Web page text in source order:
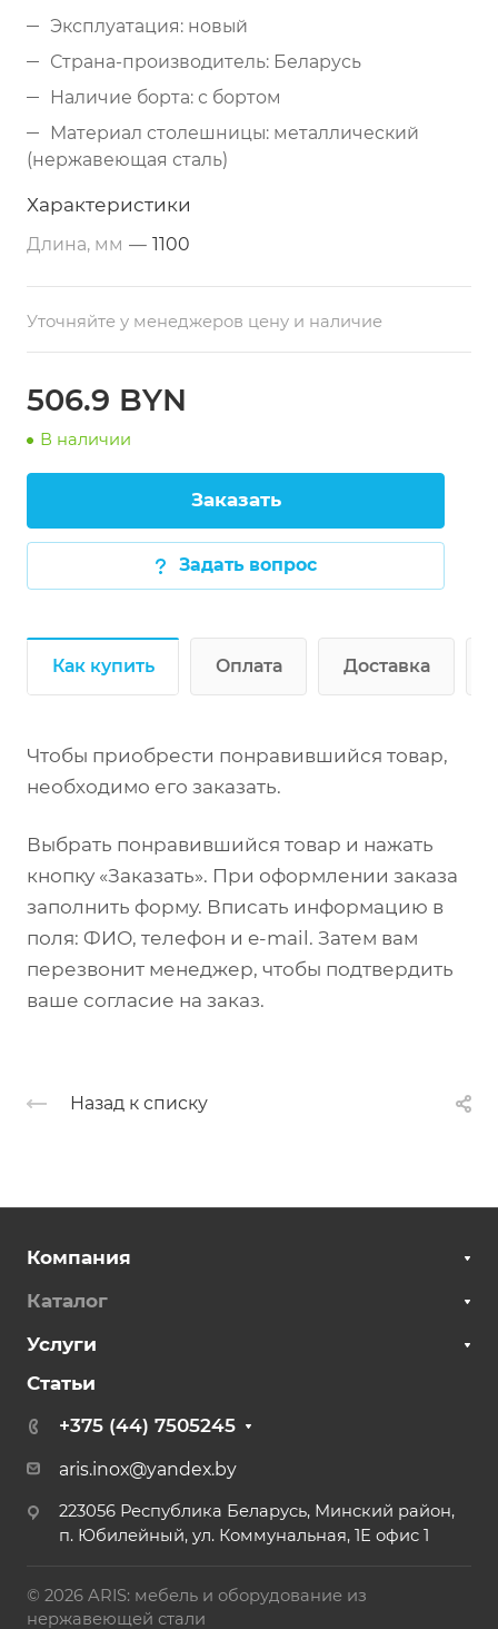
Эксплуатация: новый
Страна-производитель: Беларусь
Наличие борта: с бортом
Материал столешницы: металлический
(нержавеющая сталь)
нержавеющей стали
Размеры: 1100х700х850 мм
Тип по назначению: разделочный
Характеристики
Длина, мм — 1100
Уточняйте у менеджеров цену и наличие
506.9 BYN
В наличии
Заказать
Задать вопрос
Как купить Оплата Доставка
Чтобы приобрести понравившийся товар,
необходимо его заказать.
Выбрать понравившийся товар и нажать
кнопку «Заказать». При оформлении заказа
заполнить форму. Вписать информацию в
поля: ФИО, телефон и e-mail. Затем вам
перезвонит менеджер, чтобы подтвердить
ваше согласие на заказ.
Назад к списку
Компания
Каталог
Услуги
Статьи
+375 (44) 7505245
aris.inox@yandex.by
223056 Республика Беларусь, Минский район,
п. Юбилейный, ул. Коммунальная, 1Е офис 1
© 2026 ARIS: мебель и оборудование из
нержавеющей стали